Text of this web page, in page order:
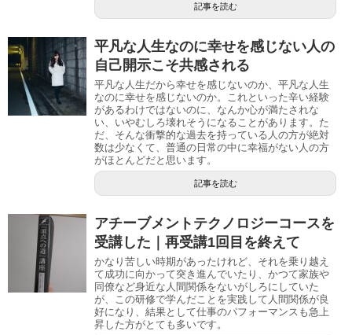
記事を読む
平凡な人生なのに幸せを感じない人の
自己開示こそ共感される
平凡な人生だから幸せを感じないのか、平凡な人生
なのに幸せを感じないのか。これといった辛い経験
があるわけではないのに、なんか心が満たされな
い、いやむしろ壊れそうになることがあります。た
だ、そんな衝撃的な過去を持っている人の方が絶対
数は少なくて、普通の日常の中に幸福がない人の方
がほとんどだと思います。
記事を読む
アチーブメントテクノロジーコースを
受講した｜再受講1回目を終えて
かなり苦しい時期があったけれど、それを乗り越え
て成功に向かって突き進んでいたり、かつて家族や
同僚など身近な人間関係をないがしろにしていた
が、この研修で学んだことを実践して人間関係が良
好になり、結果として仕事のパフォーマンスも急上
昇した方がとても多いです。